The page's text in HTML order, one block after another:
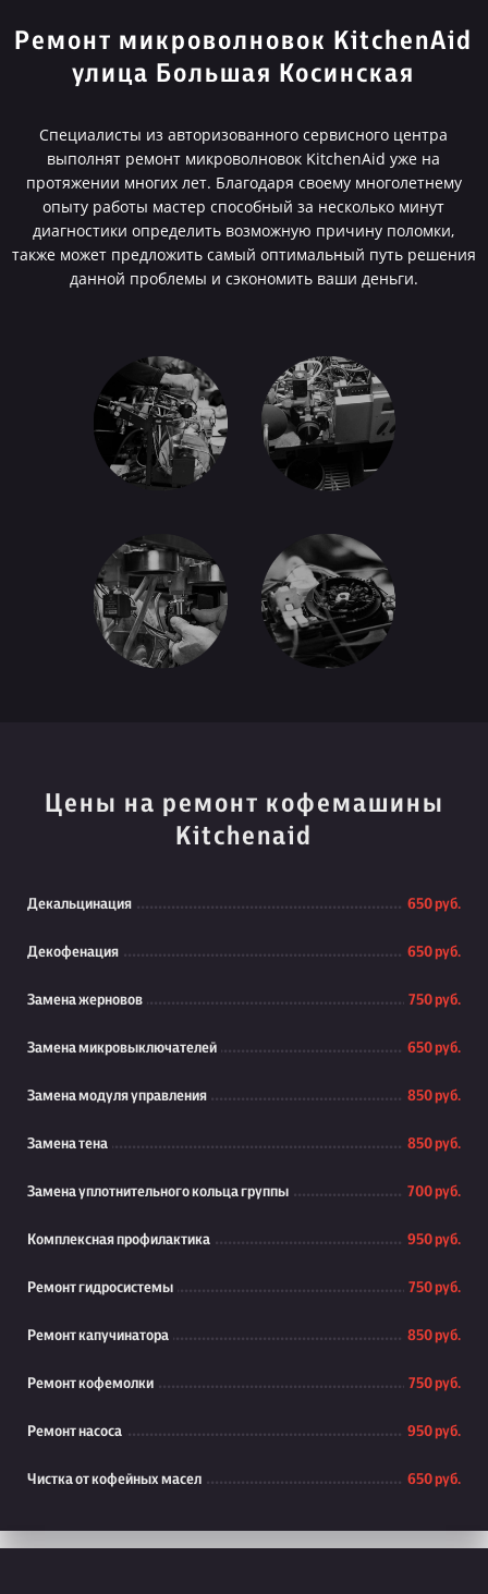
Ремонт микроволновок KitchenAid
улица Большая Косинская
Специалисты из авторизованного сервисного центра
выполнят ремонт микроволновок KitchenAid уже на
протяжении многих лет. Благодаря своему многолетнему
опыту работы мастер способный за несколько минут
диагностики определить возможную причину поломки,
также может предложить самый оптимальный путь решения
данной проблемы и сэкономить ваши деньги.
Цены на ремонт кофемашины
Kitchenaid
Декальцинация 650 руб.
Декофенация 650 руб.
Замена жерновов 750 руб.
Замена микровыключателей 650 руб.
Замена модуля управления 850 руб.
Замена тена 850 руб.
Замена уплотнительного кольца группы 700 руб.
Комплексная профилактика 950 руб.
Ремонт гидросистемы 750 руб.
Ремонт капучинатора 850 руб.
Ремонт кофемолки 750 руб.
Ремонт насоса 950 руб.
Чистка от кофейных масел 650 руб.